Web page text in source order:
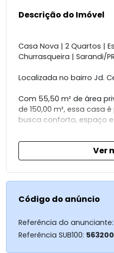
Descrição do Imóvel
Casa Nova | 2 Quartos |
Churrasqueira | Sarandi/PR
Localizada no bairro Jd.
Com 55,50 m² de área
de 150,00 m², essa casa
busca conforto, espaço
Diferenciais do imóvel:
* 2 dormitórios
* Sala e cozinha
* Área de serviço coberta
* 2 vagas de garagem
* Churrasqueira
* Construção recente
Ver
Código do anúncio
Referência do anunciante:
Referência SUB100: